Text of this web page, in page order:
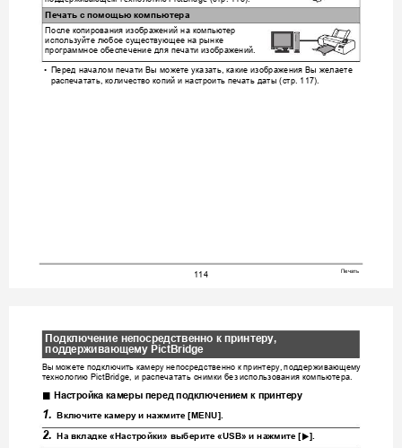
Печать с помощью компьютера
После копирования изображений на компьютер
используйте любое существующее на рынке
программное обеспечение для печати изображений.
• Перед началом печати Вы можете указать, какие изображения Вы желаете
распечатать, количество копий и настроить печать даты (стр . 117).
Печать
114
Подключение непосредственно к принтеру,
поддерживающему PictBridge
Вы можете подключить камеру непосредственно к принтеру , поддерживающему
технологию PictBridge, и распечатать снимки без использования компьютера
Настройка камеры перед подключением к принтеру
1. Включите камеру и нажмите [MENU].
2. На вкладке « Настройки» выберите «USB» и нажмите [6].